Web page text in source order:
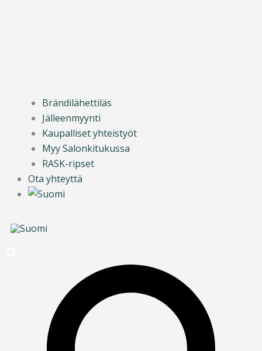
Brändilähettiläs
Jälleenmyynti
Kaupalliset yhteistyöt
Myy Salonkitukussa
RASK-ripset
Ota yhteyttä